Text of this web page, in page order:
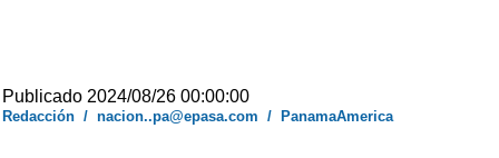
Publicado 2024/08/26 00:00:00
Redacción /nacion..pa@epasa.com / PanamaAmerica